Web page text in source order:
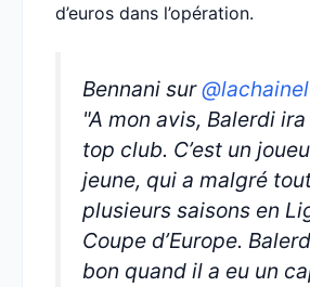
d’euros dans l’opération.
Bennani sur
"A mon avis, Balerdi
top club. C’est un
jeune, qui a malgré
plusieurs saisons en
Coupe d’Europe.
bon quand il a eu un